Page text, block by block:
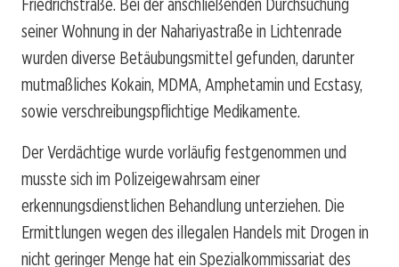
seiner Wohnung in der Nahariyastraße in Lichtenrade
wurden diverse Betäubungsmittel gefunden, darunter
mutmaßliches Kokain, MDMA, Amphetamin und Ecstasy,
sowie verschreibungspflichtige Medikamente.
Der Verdächtige wurde vorläufig festgenommen und
musste sich im Polizeigewahrsam einer
erkennungsdienstlichen Behandlung unterziehen. Die
Ermittlungen wegen des illegalen Handels mit Drogen in
nicht geringer Menge hat ein Spezialkommissariat des